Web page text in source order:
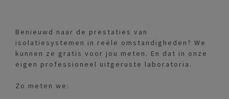
Benieuwd naar de prestaties van
isolatiesystemen in reële omstandigheden? We
kunnen ze gratis voor jou meten. En dat in onze
eigen professioneel uitgeruste laboratoria.
Zo meten we: